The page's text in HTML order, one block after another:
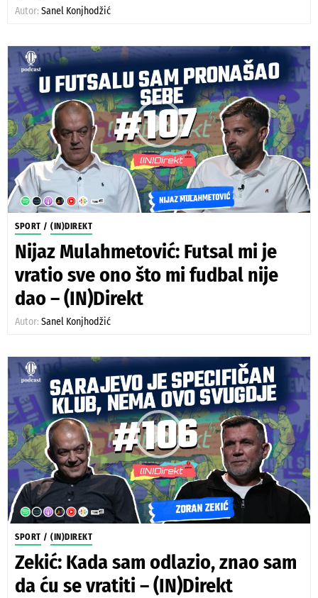
Autor: Sanel Konjhodžić
SPORT / (IN)DIREKT
Nijaz Mulahmetović: Futsal mi je
vratio sve ono što mi fudbal nije
dao – (IN)Direkt
Autor: Sanel Konjhodžić
SPORT / (IN)DIREKT
Zekić: Kada sam odlazio, znao sam
da ću se vratiti – (IN)Direkt